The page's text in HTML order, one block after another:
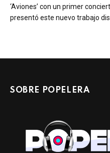
‘Aviones’ con un primer
presentó este nuevo trabajo
SOBRE POPELERA